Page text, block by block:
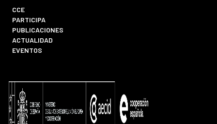
CCE
PARTICIPA
PUBLICACIONES
ACTUALIDAD
EVENTOS